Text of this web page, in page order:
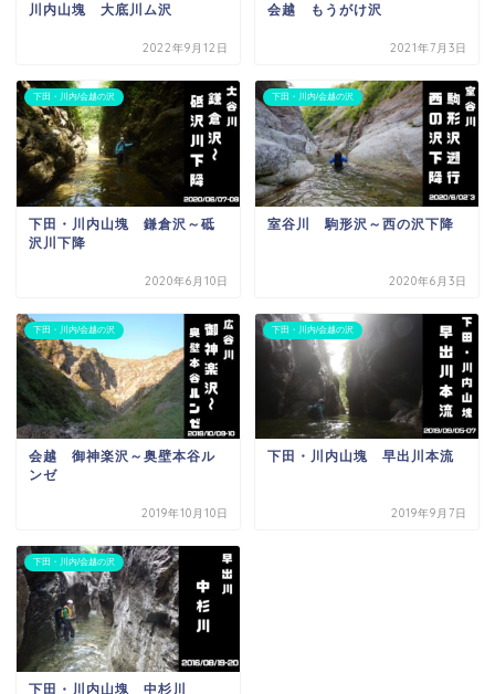
川内山塊 大底川ム沢
2022年9月12日
会越 もうがけ沢
2021年7月3日
下田・川内/会越の沢
下田・川内山塊 鎌倉沢～砥
沢川下降
2020年6月10日
下田・川内/会越の沢
室谷川 駒形沢～西の沢下降
2020年6月3日
下田・川内/会越の沢
会越 御神楽沢～奥壁本谷ル
ンゼ
2019年10月10日
下田・川内/会越の沢
下田・川内山塊 早出川本流
2019年9月7日
下田・川内/会越の沢
下田・川内山塊 中杉川